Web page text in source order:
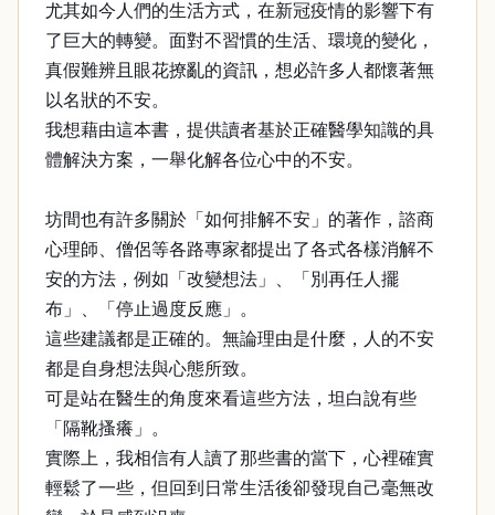
尤其如今人們的生活方式，在新冠疫情的影響下有
了巨大的轉變。面對不習慣的生活、環境的變化，
真假難辨且眼花撩亂的資訊，想必許多人都懷著無
以名狀的不安。
我想藉由這本書，提供讀者基於正確醫學知識的具
體解決方案，一舉化解各位心中的不安。
坊間也有許多關於「如何排解不安」的著作，諮商
心理師、僧侶等各路專家都提出了各式各樣消解不
安的方法，例如「改變想法」、「別再任人擺
布」、「停止過度反應」。
這些建議都是正確的。無論理由是什麼，人的不安
都是自身想法與心態所致。
可是站在醫生的角度來看這些方法，坦白說有些
「隔靴搔癢」。
實際上，我相信有人讀了那些書的當下，心裡確實
輕鬆了一些，但回到日常生活後卻發現自己毫無改